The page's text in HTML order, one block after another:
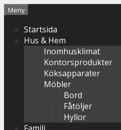
Hoppa
innehåll
Meny
Startsida
Hus & Hem
Inomhusklimat
Kontorsprodukter
Köksapparater
Möbler
Bord
Fåtöljer
Hyllor